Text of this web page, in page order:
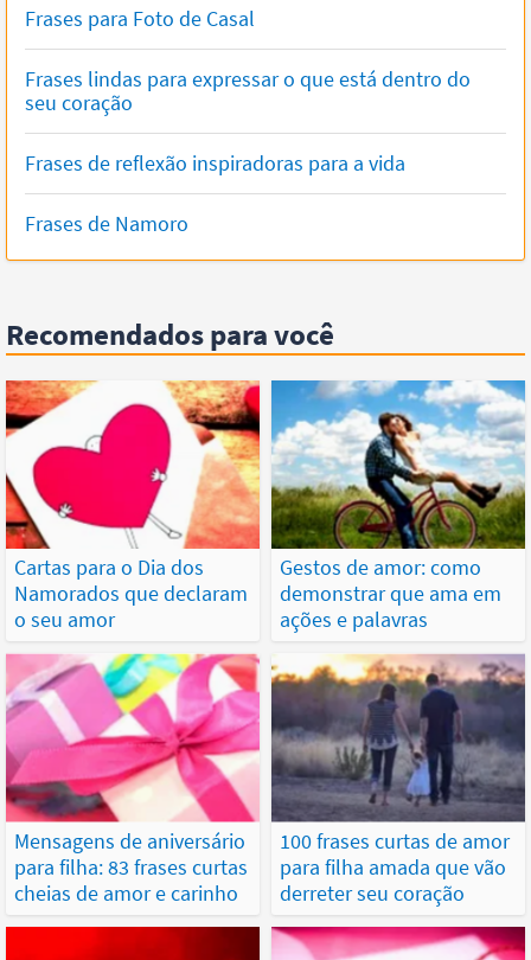
Frases para Foto de Casal
Frases lindas para expressar o que está dentro do
seu coração
Frases de reflexão inspiradoras para a vida
Frases de Namoro
Recomendados para você
Cartas para o Dia dos
Namorados que declaram
o seu amor
Gestos de amor: como
demonstrar que ama em
ações e palavras
Mensagens de aniversário
para filha: 83 frases curtas
cheias de amor e carinho
100 frases curtas de amor
para filha amada que vão
derreter seu coração